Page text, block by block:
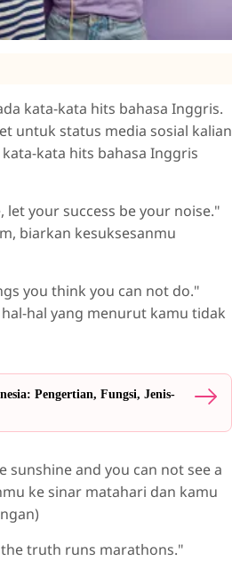
kata-kata hits bahasa Inggris.
untuk status media sosial kalian
kata hits bahasa Inggris
let your success be your noise."
biarkan kesuksesanmu
you think you can not do."
hal yang menurut kamu tidak
Pengertian, Fungsi, Jenis-
sunshine and you can not see a
ke sinar matahari dan kamu
truth runs marathons."